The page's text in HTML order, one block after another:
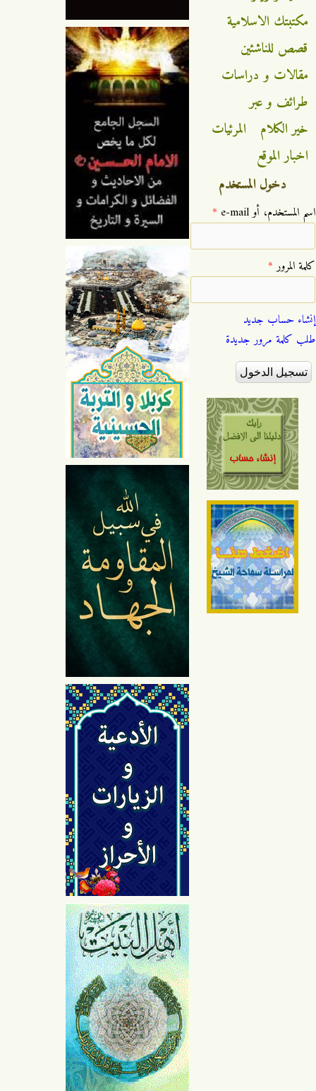
مكتبتك الاسلامية
قصص للناشئين
مقالات و دراسات
طرائف و عبر
خير الكلام
المرئيات
اخبار الموقع
دخول المستخدم
‏اسم المستخدم، أو e-mail ‏ *
‏كلمة المرور ‏*
إنشاء حساب جديد
طلب كلمة مرور جديدة